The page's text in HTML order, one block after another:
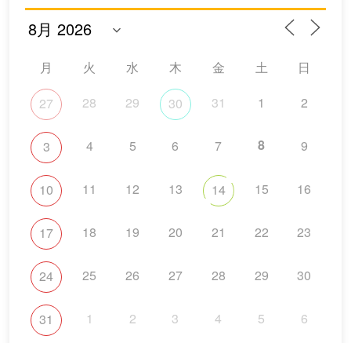
月 火 水 木 金 土 日
27 28 29 30 31 1 2
3 4 5 6 7 8 9
10 11 12 13 14 15 16
17 18 19 20 21 22 23
24 25 26 27 28 29 30
31 1 2 3 4 5 6